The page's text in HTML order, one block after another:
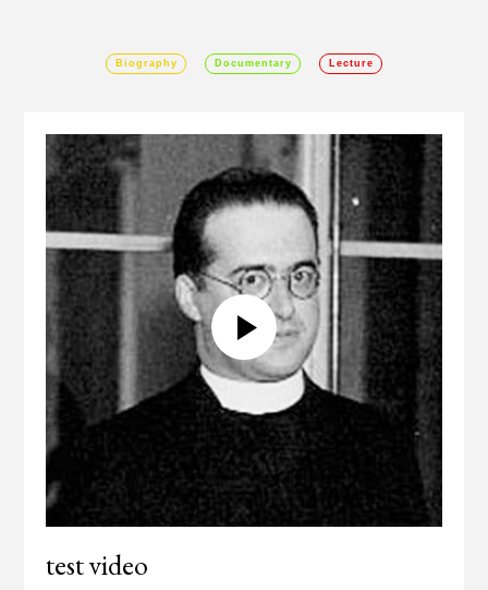
Biography Documentary Lecture
test video